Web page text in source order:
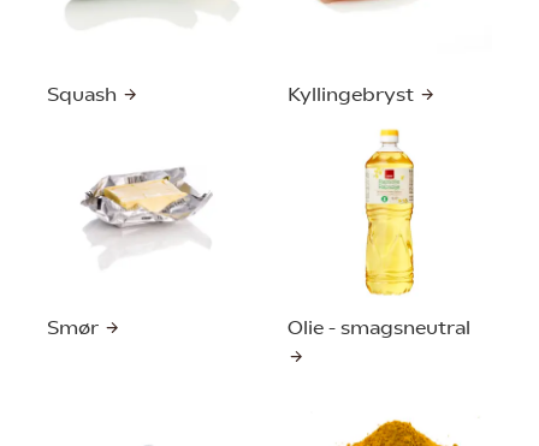
Squash Kyllingebryst
Smør Olie - smagsneutral